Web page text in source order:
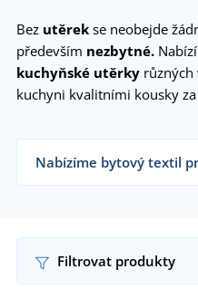
Bez utěrek se neobejde
především nezbytné.
kuchyňské utěrky různých
kuchyni kvalitními kousky za
Nabízíme bytový textil
Filtrovat produkty